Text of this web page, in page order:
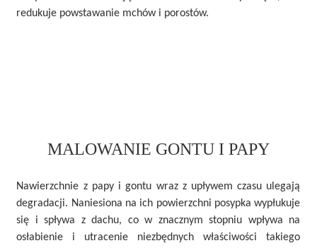
redukuje powstawanie mchów i porostów.
MALOWANIE GONTUI PAPY
Nawierzchnie z papy i gontu wraz z upływem czasu ulegają
degradacji. Naniesiona na ich powierzchni posypka wypłukuje
się i spływa z dachu, co w znacznym stopniu wpływa na
osłabienie i utracenie niezbędnych właściwości takiego